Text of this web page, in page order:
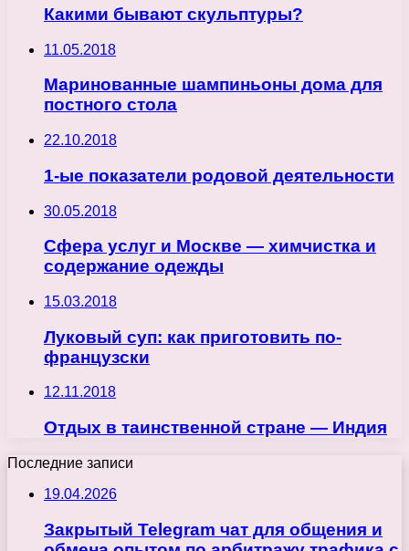
Какими бывают скульптуры?
11.05.2018
Маринованные шампиньоны дома для
постного стола
22.10.2018
1-ые показатели родовой деятельности
30.05.2018
Сфера услуг и Москве — химчистка и
содержание одежды
15.03.2018
Луковый суп: как приготовить по-
французски
12.11.2018
Отдых в таинственной стране — Индия
Последние записи
19.04.2026
Закрытый Telegram чат для общения и